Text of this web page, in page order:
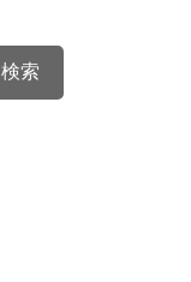
検索